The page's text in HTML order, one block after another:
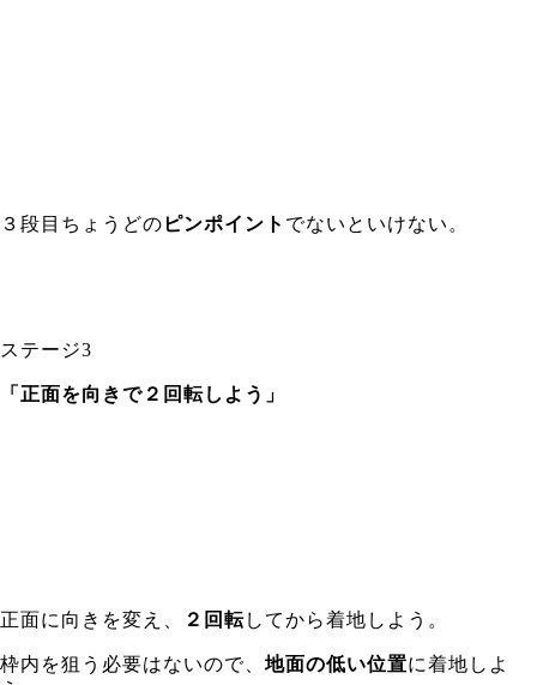
３段目ちょうどの ピンポイント でないといけない。
ステージ3
「正面を向きで２回転しよう」
正面に向きを変え、 ２回転してから着地しよう。
枠内を狙う必要はないので、 地面の低い位置に着地しよ